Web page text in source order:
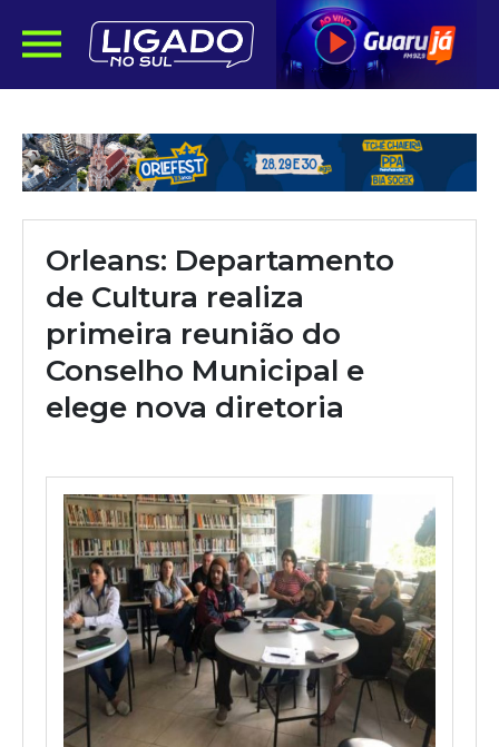
Orleans: Departamento
de Cultura realiza
primeira reunião do
Conselho Municipal e
elege nova diretoria